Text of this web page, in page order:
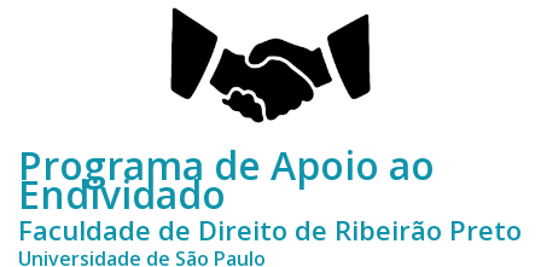
Programa de Apoio ao
Endividado
Faculdade de Direito de Ribeirão Preto
Universidade de São Paulo